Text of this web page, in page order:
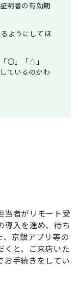
明書の有効期
ようにしてほ
〇」「△」
ているのかわ
当者がリモート受
導入を進め、待ち
、京銀アプリ等の
くと、ご来店いた
お手続きをしてい